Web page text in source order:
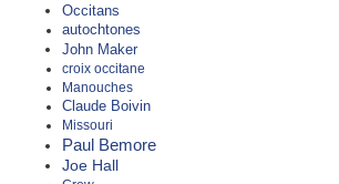
Occitans
autochtones
John Maker
croix occitane
Manouches
Claude Boivin
Missouri
Paul Bemore
Joe Hall